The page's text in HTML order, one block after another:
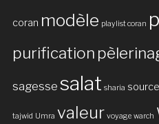
coran modèle playlist coran
purification
sagesse salat sharia
tajwid Umra valeur voyage warch